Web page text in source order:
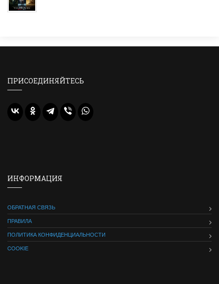
ПРИСОЕДИНЯЙТЕСЬ
ИНФОРМАЦИЯ
ОБРАТНАЯ СВЯЗЬ
ПРАВИЛА
ПОЛИТИКА КОНФИДЕНЦИАЛЬНОСТИ
COOKIE